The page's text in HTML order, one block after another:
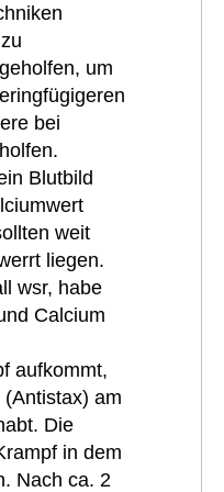
um
bei
Blutbild
weit
liegen.
wsr, habe
Calcium
aufkommt,
am
Die
in dem
Nach ca. 2